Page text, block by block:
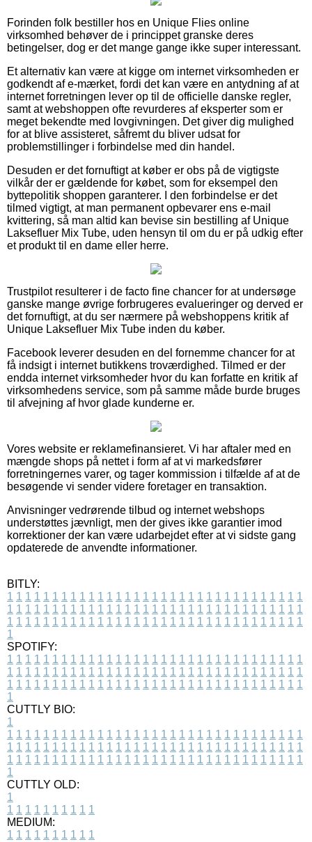
Forinden folk bestiller hos en Unique Flies online
virksomhed behøver de i princippet granske deres
betingelser, dog er det mange gange ikke super interessant.
Et alternativ kan være at kigge om internet virksomheden er
godkendt af e-mærket, fordi det kan være en antydning af at
internet forretningen lever op til de officielle danske regler,
samt at webshoppen ofte revurderes af eksperter som er
meget bekendte med lovgivningen. Det giver dig mulighed
for at blive assisteret, såfremt du bliver udsat for
problemstillinger i forbindelse med din handel.
Desuden er det fornuftigt at køber er obs på de vigtigste
vilkår der er gældende for købet, som for eksempel den
byttepolitik shoppen garanterer. I den forbindelse er det
tilmed vigtigt, at man permanent opbevarer ens e-mail
kvittering, så man altid kan bevise sin bestilling af Unique
Laksefluer Mix Tube, uden hensyn til om du er på udkig efter
et produkt til en dame eller herre.
Trustpilot resulterer i de facto fine chancer for at undersøge
ganske mange øvrige forbrugeres evalueringer og derved er
det fornuftigt, at du ser nærmere på webshoppens kritik af
Unique Laksefluer Mix Tube inden du køber.
Facebook leverer desuden en del fornemme chancer for at
få indsigt i internet butikkens troværdighed. Tilmed er der
endda internet virksomheder hvor du kan forfatte en kritik af
virksomhedens service, som på samme måde burde bruges
til afvejning af hvor glade kunderne er.
Vores website er reklamefinansieret. Vi har aftaler med en
mængde shops på nettet i form af at vi markedsfører
forretningernes varer, og tager kommission i tilfælde af at de
besøgende vi sender videre foretager en transaktion.
Anvisninger vedrørende tilbud og internet webshops
understøttes jævnligt, men der gives ikke garantier imod
korrektioner der kan være udarbejdet efter at vi sidste gang
opdaterede de anvendte informationer.
BITLY:
1 1 1 1 1 1 1 1 1 1 1 1 1 1 1 1 1 1 1 1 1 1 1 1 1 1 1 1 1 1 1 1 1
1 1 1 1 1 1 1 1 1 1 1 1 1 1 1 1 1 1 1 1 1 1 1 1 1 1 1 1 1 1 1 1 1
1 1 1 1 1 1 1 1 1 1 1 1 1 1 1 1 1 1 1 1 1 1 1 1 1 1 1 1 1 1 1 1 1
1
SPOTIFY:
1 1 1 1 1 1 1 1 1 1 1 1 1 1 1 1 1 1 1 1 1 1 1 1 1 1 1 1 1 1 1 1 1
1 1 1 1 1 1 1 1 1 1 1 1 1 1 1 1 1 1 1 1 1 1 1 1 1 1 1 1 1 1 1 1 1
1 1 1 1 1 1 1 1 1 1 1 1 1 1 1 1 1 1 1 1 1 1 1 1 1 1 1 1 1 1 1 1 1
1
CUTTLY BIO:
1
1 1 1 1 1 1 1 1 1 1 1 1 1 1 1 1 1 1 1 1 1 1 1 1 1 1 1 1 1 1 1 1 1
1 1 1 1 1 1 1 1 1 1 1 1 1 1 1 1 1 1 1 1 1 1 1 1 1 1 1 1 1 1 1 1 1
1 1 1 1 1 1 1 1 1 1 1 1 1 1 1 1 1 1 1 1 1 1 1 1 1 1 1 1 1 1 1 1 1
1
CUTTLY OLD:
1
1 1 1 1 1 1 1 1 1 1
MEDIUM:
1 1 1 1 1 1 1 1 1 1